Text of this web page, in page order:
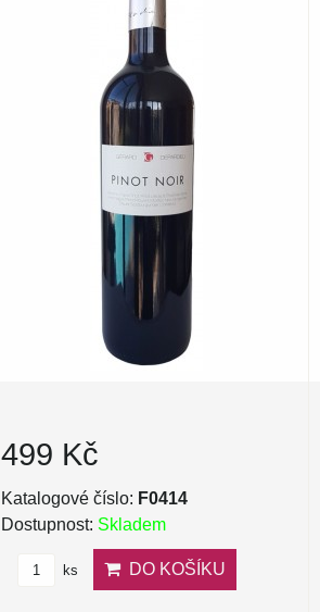
499 Kč
Katalogové číslo: F0414
Dostupnost: Skladem
ks DO KOŠÍKU